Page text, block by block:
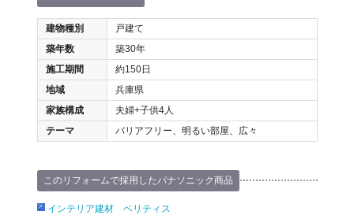
建物種別
戸建て
築年数
築30年
施工期間
約150日
地域
兵庫県
家族構成
夫婦+子供4人
テーマ
バリアフリー、明るい部屋、広々
このリフォームで採用したパナソニック商品
インテリア建材 ベリティス